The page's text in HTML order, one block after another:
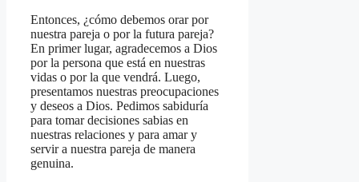
Entonces, ¿cómo debemos orar por
nuestra pareja o por la futura pareja?
En primer lugar, agradecemos a Dios
por la persona que está en nuestras
vidas o por la que vendrá. Luego,
presentamos nuestras preocupaciones
y deseos a Dios. Pedimos sabiduría
para tomar decisiones sabias en
nuestras relaciones y para amar y
servir a nuestra pareja de manera
genuina.